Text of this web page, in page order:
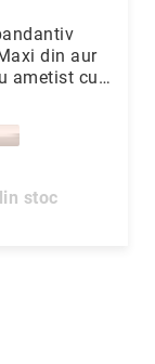
din aur
ametist cu
stoc
pagina